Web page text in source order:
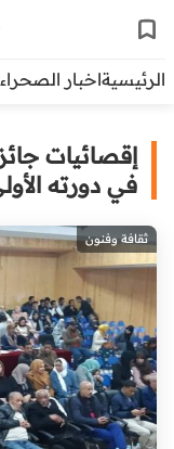
الرئيسيةاخبار الصحراء
إقصائيات
في دورته
ثقافة وفنون